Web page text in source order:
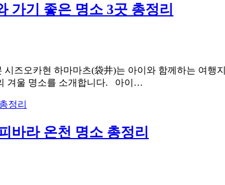
가기 좋은 명소 3곳 총정리
즈오카현 하마마츠(袋井)는 아이와 함께하는 여
겨울 명소를 소개합니다. 아이…
바라 온천 명소 총정리